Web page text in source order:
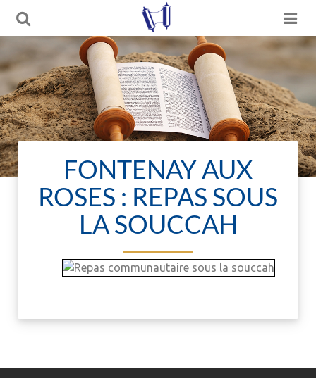
FONTENAY AUX
ROSES : REPAS SOUS
LA SOUCCAH